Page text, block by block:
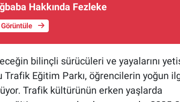
Hakkında Fezleke
bilinçli sürücüleri ve yayalarını
Trafik Eğitim Parkı, öğrencilerin yoğun
Trafik kültürünün erken yaşlarda